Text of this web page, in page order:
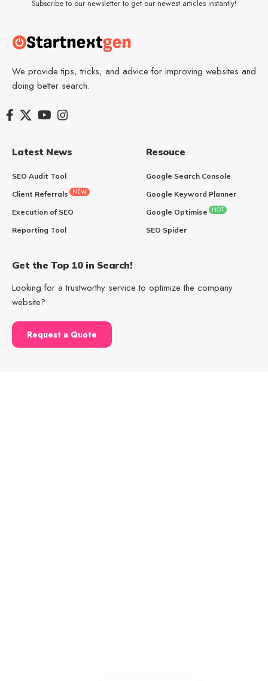
Subscribe to our newsletter to get our newest articles instantly!
We provide tips, tricks, and advice for improving websites and
doing better search.
Latest News
SEO Audit Tool
Client Referrals NEW
Execution of SEO
Reporting Tool
Resouce
Google Search Console
Google Keyword Planner
Google Optimise HOT
SEO Spider
Get the Top 10 in Search!
Looking for a trustworthy service to optimize the company
website?
Request a Quote